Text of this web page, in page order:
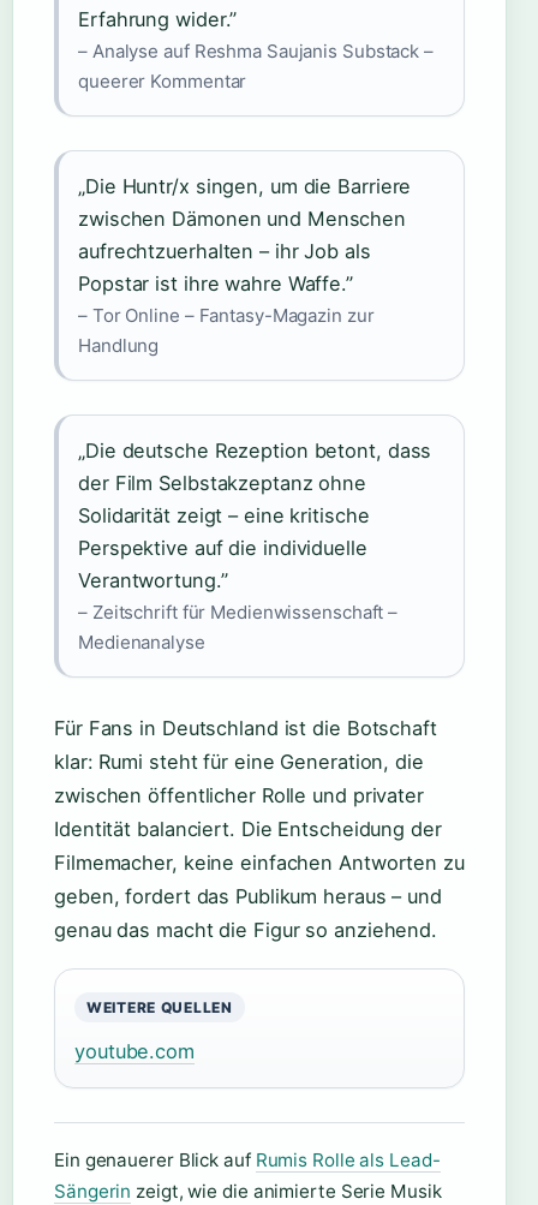
Erfahrung wider.”
– Analyse auf Reshma Saujanis Substack –
queerer Kommentar
„Die Huntr/x singen, um die Barriere
zwischen Dämonen und Menschen
aufrechtzuerhalten – ihr Job als
Popstar ist ihre wahre Waffe.”
– Tor Online – Fantasy-Magazin zur
Handlung
„Die deutsche Rezeption betont, dass
der Film Selbstakzeptanz ohne
Solidarität zeigt – eine kritische
Perspektive auf die individuelle
Verantwortung.”
– Zeitschrift für Medienwissenschaft –
Medienanalyse
Für Fans in Deutschland ist die Botschaft
klar: Rumi steht für eine Generation, die
zwischen öffentlicher Rolle und privater
Identität balanciert. Die Entscheidung der
Filmemacher, keine einfachen Antworten zu
geben, fordert das Publikum heraus – und
genau das macht die Figur so anziehend.
WEITERE QUELLEN
youtube.com
Ein genauerer Blick auf Rumis Rolle als Lead-
Sängerin zeigt, wie die animierte Serie Musik